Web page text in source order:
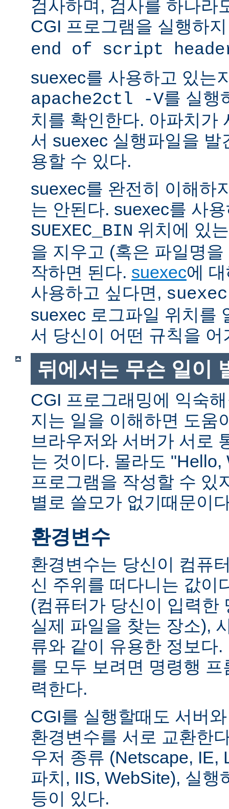
검사하며, 검사를 하나라
CGI 프로그램을 실행하
end of script
suexec를 사용하고 있는
apache2ctl -V를 실행
치를 확인한다. 아파치가
서 suexec 실행파일을 발
용할 수 있다.
suexec를 완전히 이해하
는 안된다. suexec를 사
SUEXEC_BIN 위치에 있
을 지우고 (혹은 파일명
작하면 된다. suexec에
사용하고 싶다면,
suexec 로그파일 위치를
서 당신이 어떤 규칙을
뒤에서는 무슨 일이
CGI 프로그래밍에 익숙
지는 일을 이해하면 도움
브라우저와 서버가 서로
는 것이다. 몰라도
프로그램을 작성할 수 있
별로 쓸모가 없기때문이
환경변수
환경변수는 당신이 컴퓨
신 주위를 떠다니는 값이
(컴퓨터가 당신이 입력한
실제 파일을 찾는 장소),
류와 같이 유용한 정보다
를 모두 보려면 명령행
력한다.
CGI를 실행할때도 서버
환경변수를 서로 교환한
우저 종류 (Netscape, IE,
파치, IIS, WebSite), 실행
등이 있다.